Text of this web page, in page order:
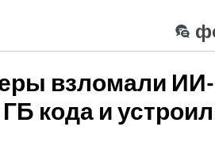
взломали ИИ-
кода и